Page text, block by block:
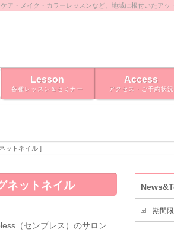
・メイク・カラーレッスンなど。地域に根付いたアッ
Lesson
各種レッスン＆セミナー
Access
アクセス・ご予約状況
ットネイル ]
ネットネイル
（センブレス）のサロン
期間